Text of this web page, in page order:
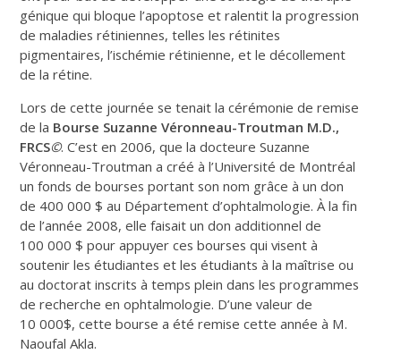
génique qui bloque l’apoptose et ralentit la progression
de maladies rétiniennes, telles les rétinites
pigmentaires, l’ischémie rétinienne, et le décollement
de la rétine.
Lors de cette journée se tenait la cérémonie de remise
de la Bourse Suzanne Véronneau-Troutman M.D.,
FRCS©. C’est en 2006, que la docteure Suzanne
Véronneau-Troutman a créé à l’Université de Montréal
un fonds de bourses portant son nom grâce à un don
de 400 000 $ au Département d’ophtalmologie. À la fin
de l’année 2008, elle faisait un don additionnel de
100 000 $ pour appuyer ces bourses qui visent à
soutenir les étudiantes et les étudiants à la maîtrise ou
au doctorat inscrits à temps plein dans les programmes
de recherche en ophtalmologie. D’une valeur de
10 000$, cette bourse a été remise cette année à M.
Naoufal Akla.